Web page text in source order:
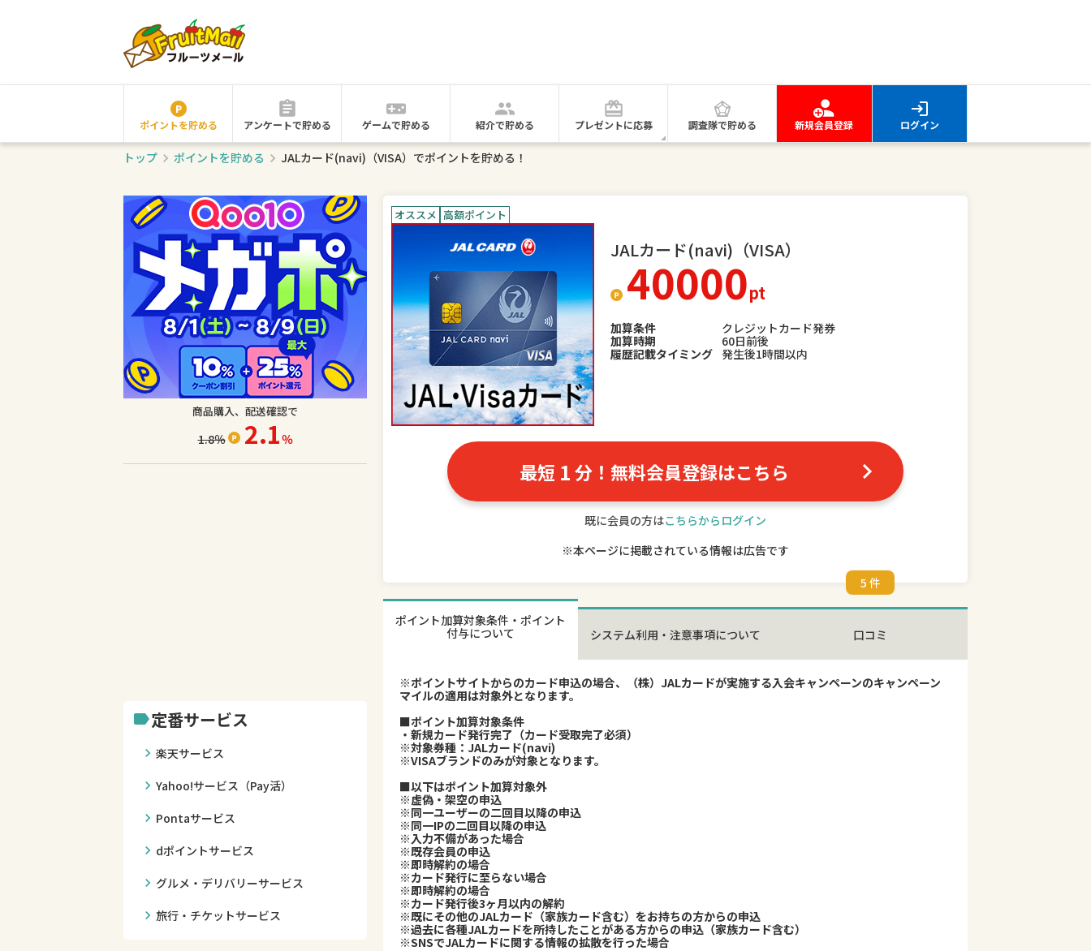
ポイントを貯める アンケートで貯める ゲームで貯める 紹介で貯める プレゼントに応募 調査隊で貯める 新規会員登録 ログイン
トップ ポイントを貯める JALカード(navi)（VISA）でポイントを貯める！
商品購入、配送確認で
1.8％ 2.1％
label定番サービス
chevron_right 楽天サービス
chevron_right Yahoo!サービス（Pay活）
chevron_right Pontaサービス
chevron_right dポイントサービス
chevron_right グルメ・デリバリーサービス
chevron_right 旅行・チケットサービス
オススメ 高額ポイント
JALカード(navi)（VISA）
40000pt
加算条件
クレジットカード発券
加算時期
60日前後
履歴記載タイミング 発生後1時間以内
最短 1分！無料会員登録はこちら
既に会員の方はこちらからログイン
※本ページに掲載されている情報は広告です
ポイント加算対象条件・ポイント
付与について
システム利用・注意事項について 口コミ
5 件
※ポイントサイトからのカード申込の場合、（株）JALカードが実施する入会キャンペーンのキャンペーン
マイルの適用は対象外となります。
■ポイント加算対象条件
・新規カード発行完了（カード受取完了必須）
※対象券種：JALカード(navi)
※VISAブランドのみが対象となります。
■以下はポイント加算対象外
※虚偽・架空の申込
※同一ユーザーの二回目以降の申込
※同一IPの二回目以降の申込
※入力不備があった場合
※既存会員の申込
※即時解約の場合
※カード発行に至らない場合
※即時解約の場合
※カード発行後3ヶ月以内の解約
※既にその他のJALカード（家族カード含む）をお持ちの方からの申込
※過去に各種JALカードを所持したことがある方からの申込（家族カード含む）
※SNSでJALカードに関する情報の拡散を行った場合